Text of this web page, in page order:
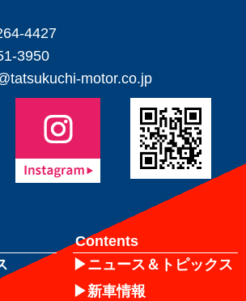
4427
3950
motor.co.jp
Contents
ニュース＆トピックス
新車情報